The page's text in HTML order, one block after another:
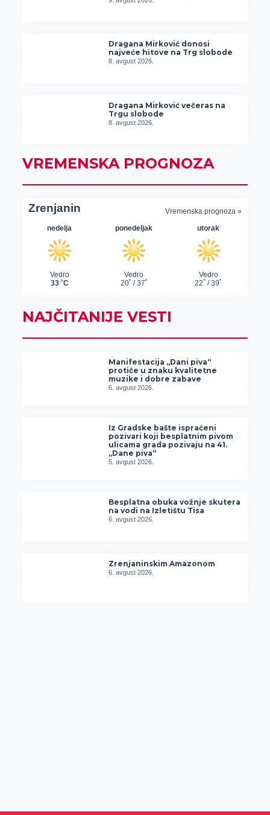
Dragana Mirković donosi
najveće hitove na Trg slobode
8. avgust 2026.
Dragana Mirković večeras na
Trgu slobode
8. avgust 2026.
VREMENSKA PROGNOZA
NAJČITANIJE VESTI
Manifestacija „Dani piva“
protiče u znaku kvalitetne
muzike i dobre zabave
6. avgust 2026.
Iz Gradske bašte ispraćeni
pozivari koji besplatnim pivom
ulicama grada pozivaju na 41.
„Dane piva“
5. avgust 2026.
Besplatna obuka vožnje skutera
na vodi na Izletištu Tisa
6. avgust 2026.
Zrenjaninskim Amazonom
6. avgust 2026.